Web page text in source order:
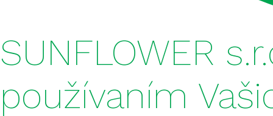
FERTISUN NPK 8-26-24
FERTISUN NPK 8-26-26
FERTISUN NPK 8-36-18
SUNFLOWER
používaním